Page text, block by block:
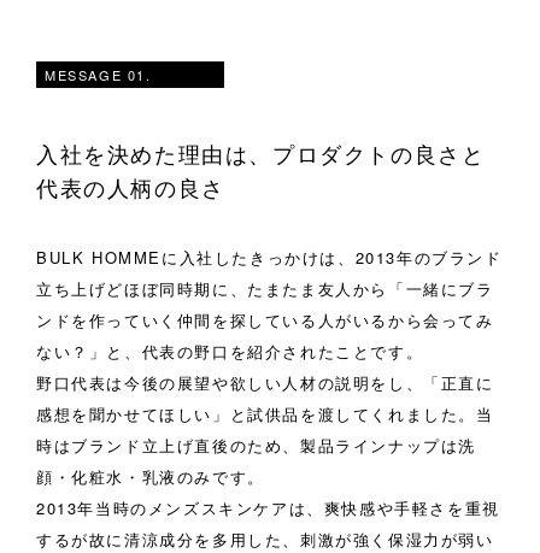
MESSAGE 01.
入社を決めた理由は、プロダクトの良さと
代表の人柄の良さ
BULK HOMMEに入社したきっかけは、2013年のブランド
立ち上げどほぼ同時期に、たまたま友人から「一緒にブラ
ンドを作っていく仲間を探している人がいるから会ってみ
ない？」と、代表の野口を紹介されたことです。
野口代表は今後の展望や欲しい人材の説明をし、「正直に
感想を聞かせてほしい」と試供品を渡してくれました。当
時はブランド立上げ直後のため、製品ラインナップは洗
顔・化粧水・乳液のみです。
2013年当時のメンズスキンケアは、爽快感や手軽さを重視
するが故に清涼成分を多用した、刺激が強く保湿力が弱い